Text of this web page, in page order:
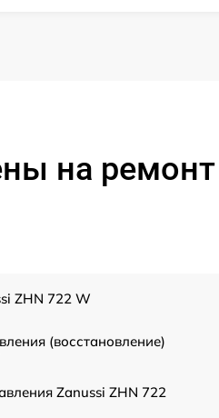
на ремонт
ZHN 722 W
(восстановление)
Zanussi ZHN 722